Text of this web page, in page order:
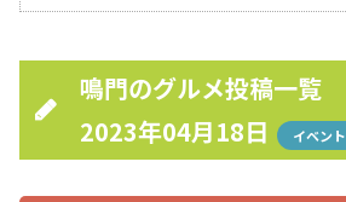
鳴門のグルメ投稿一覧
2023年04月18日
イベント